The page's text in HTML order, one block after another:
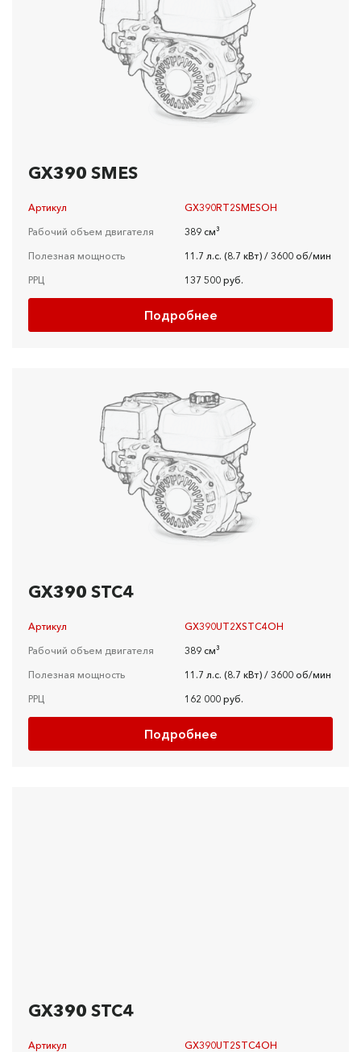
GX390 SMES
Артикул
GX390RT2SMESOH
Рабочий объем двигателя
389 см³
Полезная мощность
11.7 л.с. (8.7 кВт) / 3600 об/мин
РРЦ
137 500 руб.
Подробнее
GX390 STC4
Артикул
GX390UT2XSTC4OH
Рабочий объем двигателя
389 см³
Полезная мощность
11.7 л.с. (8.7 кВт) / 3600 об/мин
РРЦ
162 000 руб.
Подробнее
GX390 STC4
Артикул
GX390UT2STC4OH